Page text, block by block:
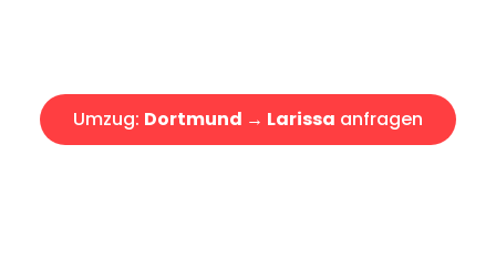
Umzug: Dortmund → Larissa anfragen